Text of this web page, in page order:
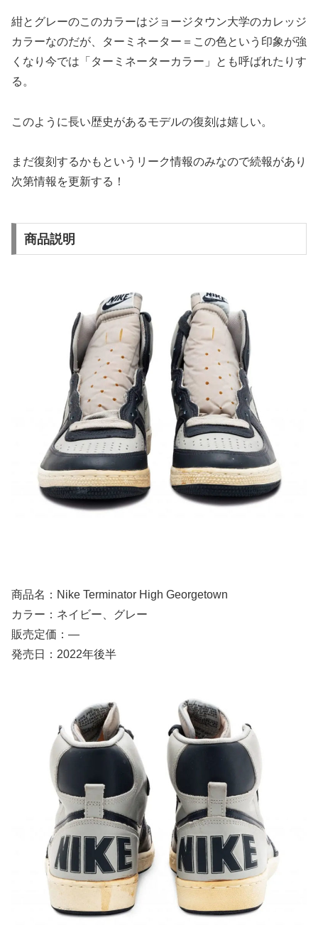
紺とグレーのこのカラーはジョージタウン大学のカレッジ
カラーなのだが、ターミネーター＝この色という印象が強
くなり今では「ターミネーターカラー」とも呼ばれたりす
る。
このように長い歴史があるモデルの復刻は嬉しい。
まだ復刻するかもというリーク情報のみなので続報があり
次第情報を更新する！
商品説明
商品名：Nike Terminator High Georgetown
カラー：ネイビー、グレー
販売定価：—
発売日：2022年後半